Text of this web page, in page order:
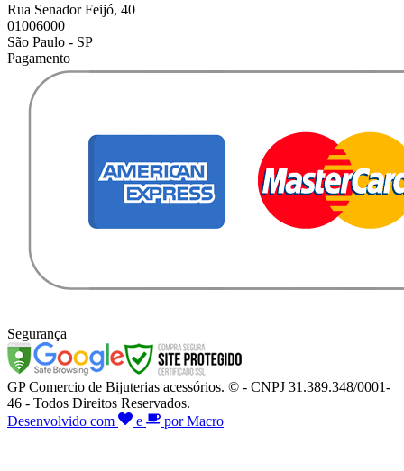
Rua Senador Feijó, 40
01006000
São Paulo - SP
Pagamento
Segurança
GP Comercio de Bijuterias acessórios. © - CNPJ 31.389.348/0001-
46 - Todos Direitos Reservados.
Desenvolvido com
e por Macro